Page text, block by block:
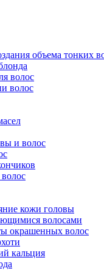
объема тонких
волос
волос
и волос
кожи головы
волосами
окрашенных волос
кальция